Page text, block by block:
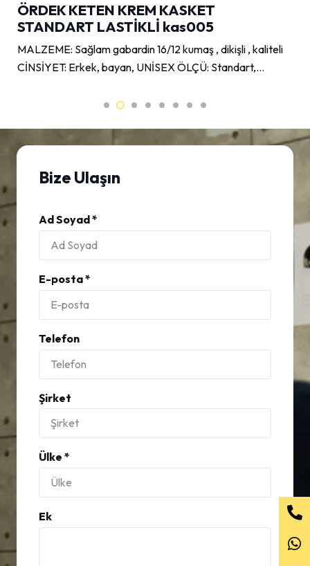
ÖRDEK KETEN KREM KASKET
STANDART LASTİKLİ kas005
MALZEME: Sağlam gabardin 16/12 kumaş , dikişli , kaliteli
CİNSİYET: Erkek, bayan, UNİSEX ÖLÇÜ: Standart,…
Bize Ulaşın
Ad Soyad *
E-posta *
Telefon
Şirket
Ülke *
Ek